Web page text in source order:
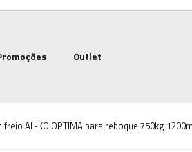
Outlet
freio AL-KO OPTIMA para reboque 750kg